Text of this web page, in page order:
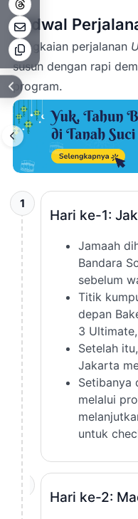
Jadwal
Rangkaian perjalanan
susun dengan rapi
program.
1
Hari ke-1:
Jamaah
Bandara
sebelum
Titik
depan
3
Setelah
Jakarta
Setibanya
melalui
untuk
2
Hari ke-2: